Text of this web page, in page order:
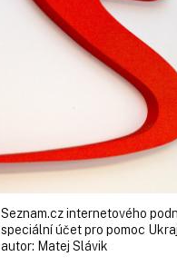
Seznam.cz internetového
speciální účet pro pomoc
autor: Matej Slávik